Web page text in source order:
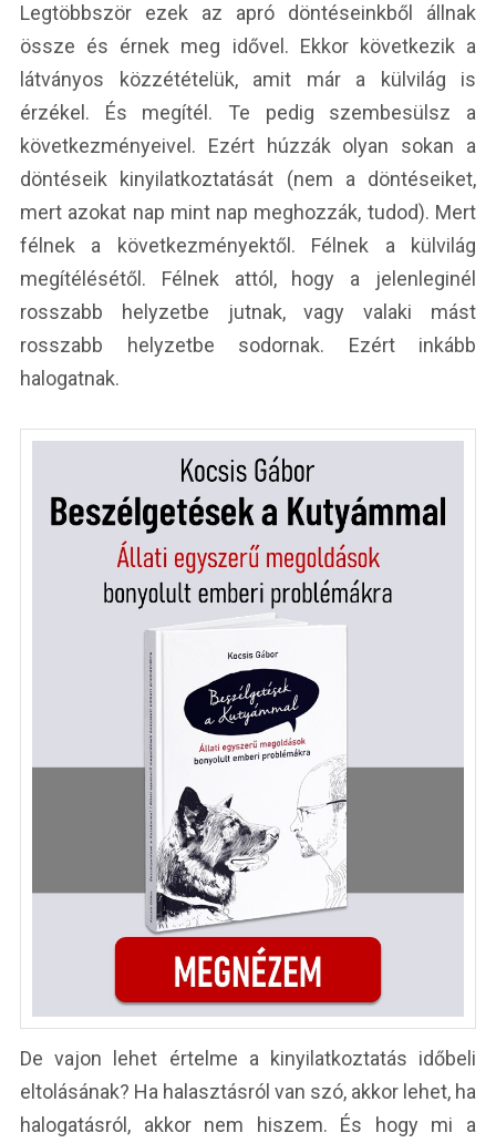
Legtöbbször ezek az apró döntéseinkből állnak
össze és érnek meg idővel. Ekkor következik a
látványos közzétételük, amit már a külvilág is
érzékel. És megítél. Te pedig szembesülsz a
következményeivel. Ezért húzzák olyan sokan a
döntéseik kinyilatkoztatását (nem a döntéseiket,
mert azokat nap mint nap meghozzák, tudod). Mert
félnek a következményektől. Félnek a külvilág
megítélésétől. Félnek attól, hogy a jelenleginél
rosszabb helyzetbe jutnak, vagy valaki mást
rosszabb helyzetbe sodornak. Ezért inkább
halogatnak.
De vajon lehet értelme a kinyilatkoztatás időbeli
eltolásának? Ha halasztásról van szó, akkor lehet, ha
halogatásról, akkor nem hiszem. És hogy mi a